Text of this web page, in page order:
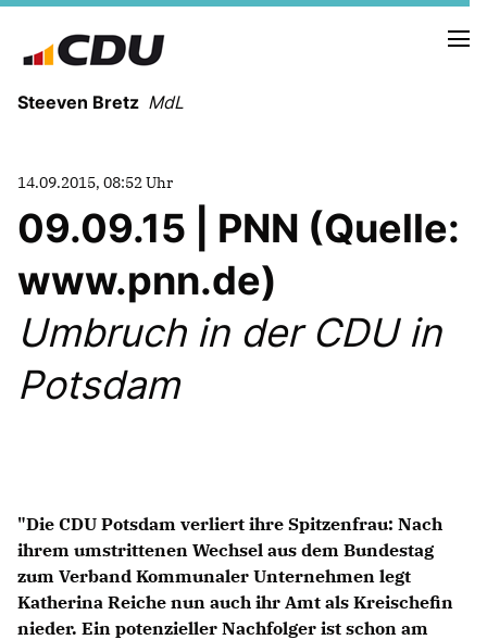
Steeven Bretz MdL
VITA
WAHLKREISBESUCHE
PRESSEFOTOS
MEIN BÜRGERBÜRO
Kleine Anfragen
CDU Deutschland
CDU Fraktion im Brandenburger Landtag
14.09.2015, 08:52 Uhr
09.09.15 | PNN (Quelle:
www.pnn.de)
Umbruch in der CDU in
Potsdam
"Die CDU Potsdam verliert ihre Spitzenfrau: Nach
ihrem umstrittenen Wechsel aus dem Bundestag
zum Verband Kommunaler Unternehmen legt
Katherina Reiche nun auch ihr Amt als Kreischefin
nieder. Ein potenzieller Nachfolger ist schon am